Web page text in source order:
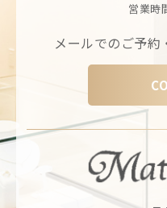
営業時
メールでのご予約